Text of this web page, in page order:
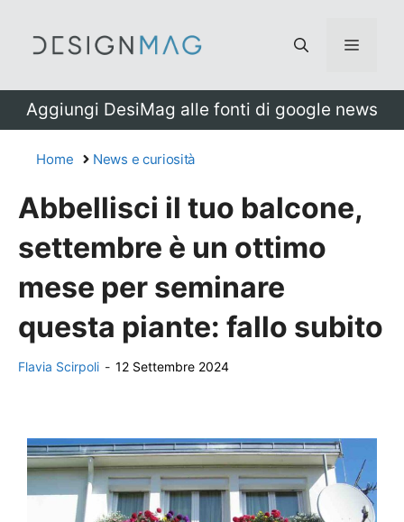
Menu
Aggiungi DesiMag alle fonti di google news
Home News e curiosità
Abbellisci il tuo balcone,
settembre è un ottimo
mese per seminare
questa piante: fallo subito
Flavia Scirpoli - 12 Settembre 2024